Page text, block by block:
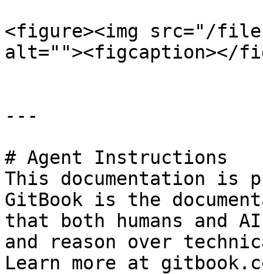
<figure><img src="/
alt=""><figcaption></
---
# Agent Instructions
This documentation is
GitBook is the
that both humans and
and reason over
Learn more at